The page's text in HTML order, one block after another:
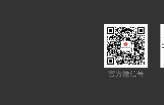
官方微信号